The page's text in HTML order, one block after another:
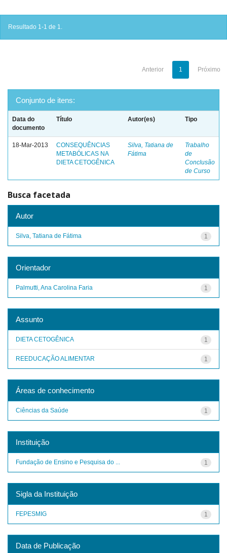
Resultado 1-1 de 1.
Anterior 1 Próximo
Conjunto de itens:
Data do
documento
Título Autor(es) Tipo
18-Mar-2013
CONSEQUÊNCIAS
METABÓLICAS NA
DIETA CETOGÊNICA
Silva, Tatiana de
Fátima
Trabalho
de
Conclusão
de Curso
Busca facetada
Autor
1
Silva, Tatiana de Fátima
Orientador
1
Palmutti, Ana Carolina Faria
Assunto
1
DIETA CETOGÊNICA
1
REEDUCAÇÃO ALIMENTAR
Áreas de conhecimento
1
Ciências da Saúde
Instituição
1
Fundação de Ensino e Pesquisa do ...
Sigla da Instituição
1
FEPESMIG
Data de Publicação